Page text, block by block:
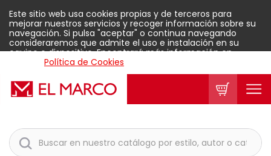
Este sitio web usa cookies propias y de terceros para
mejorar nuestros servicios y recoger información sobre su
navegación. Si pulsa "aceptar" o continua navegando
consideraremos que admite el uso e instalación en su
equipo o dispositivo. Encontrará más información en
Política de Cookies
Aceptar